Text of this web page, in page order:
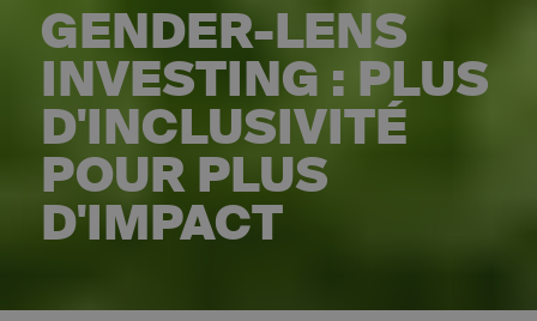
GENDER-LENS
INVESTING : PLUS
D'INCLUSIVITÉ
POUR PLUS
D'IMPACT